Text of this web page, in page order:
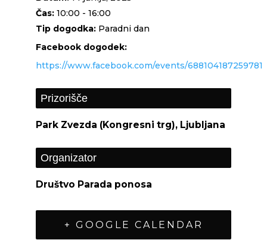
Čas: 10:00 - 16:00
Paradni dan
https://www.facebook.com/events/688104187259781
Prizorišče
Park Zvezda (Kongresni trg), Ljubljana
Organizator
Društvo Parada ponosa
+ GOOGLE CALENDAR